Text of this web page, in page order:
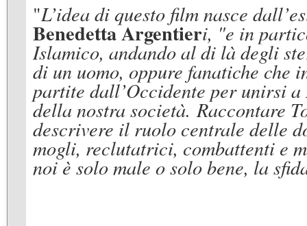
"L’idea di questo film nasce
Benedetta Argentieri, "e in
Islamico, andando al di là degli
di un uomo, oppure fanatiche
partite dall’Occidente per unirsi
della nostra società. Raccontare
descrivere il ruolo centrale delle
mogli, reclutatrici, combattenti e
noi è solo male o solo bene, la